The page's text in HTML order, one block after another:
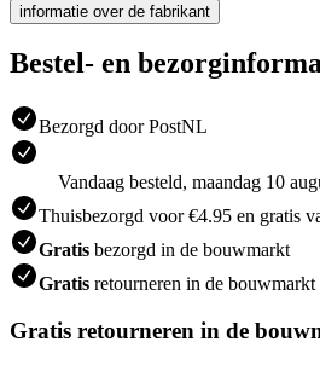
informatie over de fabrikant
Bestel- en
Bezorgd door PostNL
Vandaag besteld, maandag 10
Thuisbezorgd voor €4.95 en gratis
Gratis bezorgd in de bouwmarkt
Gratis retourneren in de bouwmarkt
Gratis retourneren in de